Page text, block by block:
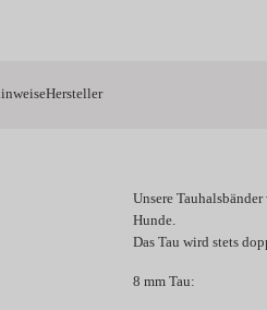
Hersteller
Unsere
Hunde.
Das Tau wird stets
8 mm Tau: